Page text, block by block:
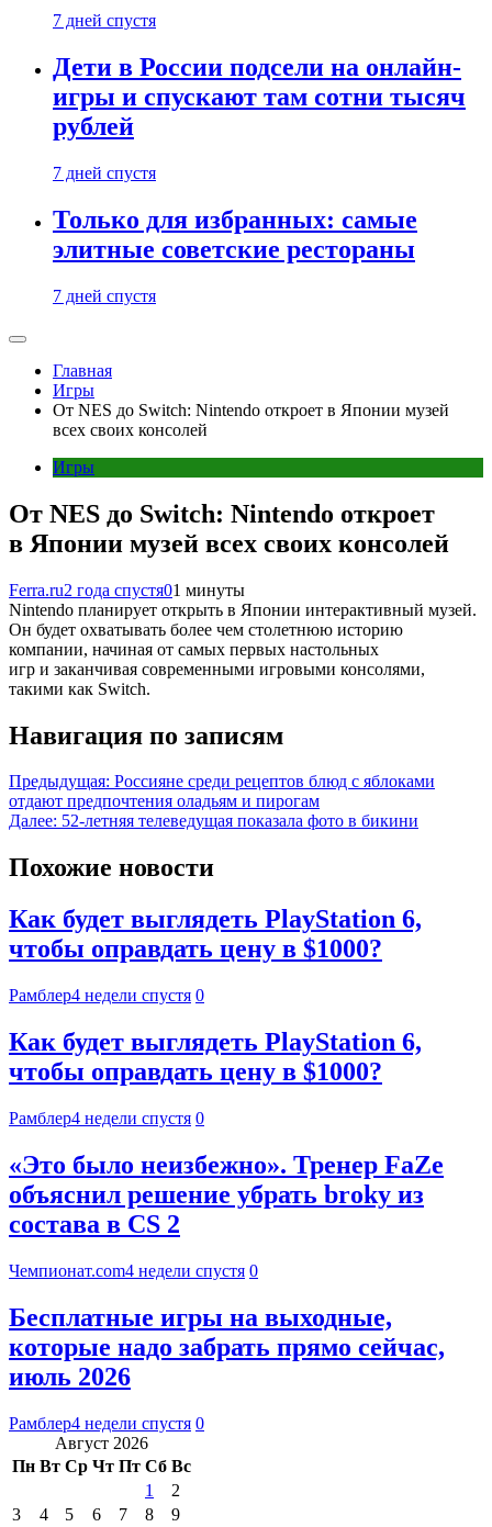
7 дней спустя
Дети в России подсели на онлайн-
игры и спускают там сотни тысяч
рублей
7 дней спустя
Только для избранных: самые
элитные советские рестораны
7 дней спустя
Главная
Игры
От NES до Switch: Nintendo откроет в Японии музей
всех своих консолей
Игры
От NES до Switch: Nintendo откроет
в Японии музей всех своих консолей
Ferra.ru2 года спустя01 минуты
Nintendo планирует открыть в Японии интерактивный музей.
Он будет охватывать более чем столетнюю историю
компании, начиная от самых первых настольных
игр и заканчивая современными игровыми консолями,
такими как Switch.
Навигация по записям
Предыдущая: Россияне среди рецептов блюд с яблоками
отдают предпочтения оладьям и пирогам
Далее: 52-летняя телеведущая показала фото в бикини
Похожие новости
Как будет выглядеть PlayStation 6,
чтобы оправдать цену в $1000?
Рамблер4 недели спустя 0
Как будет выглядеть PlayStation 6,
чтобы оправдать цену в $1000?
Рамблер4 недели спустя 0
«Это было неизбежно». Тренер FaZe
объяснил решение убрать broky из
состава в CS 2
Чемпионат.com4 недели спустя 0
Бесплатные игры на выходные,
которые надо забрать прямо сейчас,
июль 2026
Рамблер4 недели спустя 0
Август 2026
Пн Вт Ср Чт Пт Сб Вс
1
2
3
4 5 6 7 8
9